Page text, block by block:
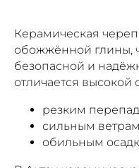
Керамическая
обожжённой глины,
безопасной и
отличается высокой
резким
сильным
обильным